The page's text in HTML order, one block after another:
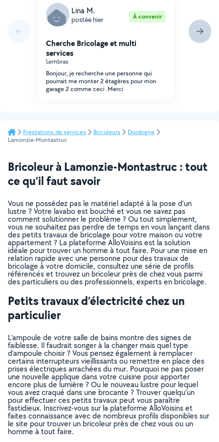
Lina M.
postée hier À convenir
Cherche Bricolage et multi
services
Lembras
Bonjour, je recherche une personne qui
pourrait me monter 2 étagères pour mon
garage 2 comme ceci .Merci
Prestations de services Bricoleurs
Dordogne
Lamonzie-Montastruc
Bricoleur à Lamonzie-Montastruc : tout
ce qu’il faut savoir
Vous ne possédez pas le matériel adapté à la pose d’un
lustre ? Votre lavabo est bouché et vous ne savez pas
comment solutionner le problème ? Ou tout simplement,
vous ne souhaitez pas perdre de temps en vous lançant dans
des petits travaux de bricolage pour votre maison ou votre
appartement ? La plateforme AlloVoisins est la solution
idéale pour trouver un homme à tout faire. Pour une mise en
relation rapide avec une personne pour des travaux de
bricolage à votre domicile, consultez une série de profils
référencés et trouvez un bricoleur près de chez vous parmi
des particuliers ou des professionnels, experts en bricolage.
Petits travaux d’électricité chez un
particulier
L’ampoule de votre salle de bains montre des signes de
faiblesse. Il faudrait songer à la changer mais quel type
d’ampoule choisir ? Vous pensez également à remplacer
certains interrupteurs vieillissants ou remettre en place des
prises électriques arrachées du mur. Pourquoi ne pas poser
une nouvelle applique dans votre cuisine pour apporter
encore plus de lumière ? Ou le nouveau lustre pour lequel
vous avez craqué dans une brocante ? Trouver quelqu’un
pour effectuer ces petits travaux peut vous paraître
fastidieux. Inscrivez-vous sur la plateforme AlloVoisins et
faites connaissance avec de nombreux profils disponibles sur
le site pour trouver un bricoleur près de chez vous ou un
homme à tout faire.